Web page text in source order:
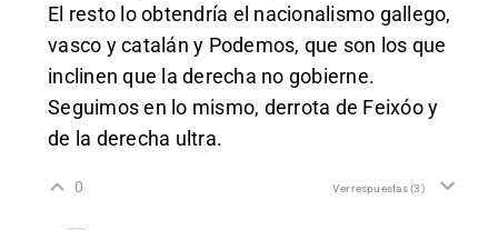
El resto lo obtendría el nacionalismo gallego,
vasco y catalán y Podemos, que son los que
inclinen que la derecha no gobierne.
Seguimos en lo mismo, derrota de Feixóo y
de la derecha ultra.
0 Ver respuestas(3)